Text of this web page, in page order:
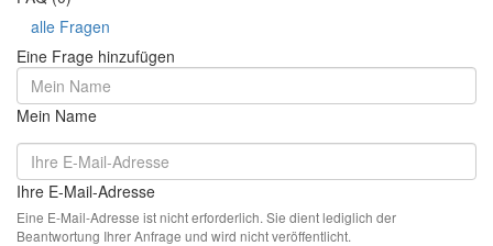
alle Fragen
Eine Frage hinzufügen
Mein Name
Ihre E-Mail-Adresse
Eine E-Mail-Adresse ist nicht erforderlich. Sie dient lediglich der
Beantwortung Ihrer Anfrage und wird nicht veröffentlicht.